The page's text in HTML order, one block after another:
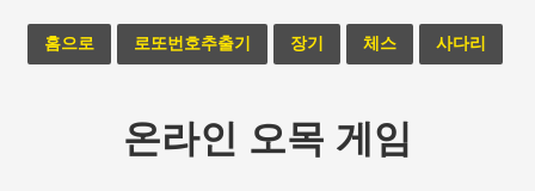
홈으로 로또번호추출기 장기 체스 사다리
온라인 오목 게임